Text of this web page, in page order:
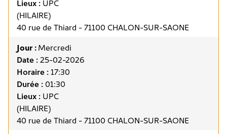
Lieux : UPC
(HILAIRE)
40 rue de Thiard - 71100 CHALON-SUR-SAONE
Jour :Mercredi
Date :25-02-2026
Horaire :17:30
Durée :01:30
Lieux : UPC
(HILAIRE)
40 rue de Thiard - 71100 CHALON-SUR-SAONE